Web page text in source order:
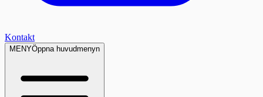
Kontakt
MENYÖppna huvudmenyn